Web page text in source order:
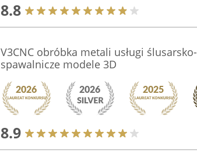
8.8
V3CNC obróbka metali usługi ślusarsko-
spawalnicze modele 3D
8.9